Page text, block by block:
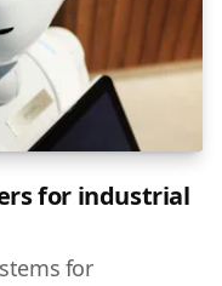
for industrial
for